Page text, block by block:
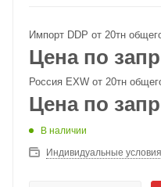
Импорт DDP от 20тн
Цена по
Россия EXW от 20тн
Цена по
В наличии
Индивидуальные